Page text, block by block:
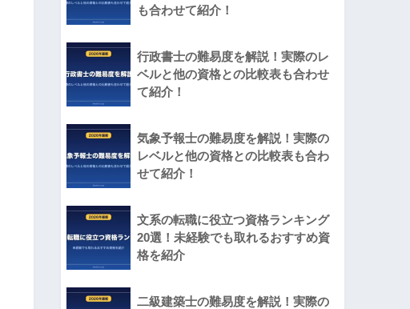
も合わせて紹介！
行政書士の難易度を解説！実際のレ
ベルと他の資格との比較表も合わせ
て紹介！
気象予報士の難易度を解説！実際の
レベルと他の資格との比較表も合わ
せて紹介！
文系の転職に役立つ資格ランキング
20選！未経験でも取れるおすすめ資
格を紹介
二級建築士の難易度を解説！実際の